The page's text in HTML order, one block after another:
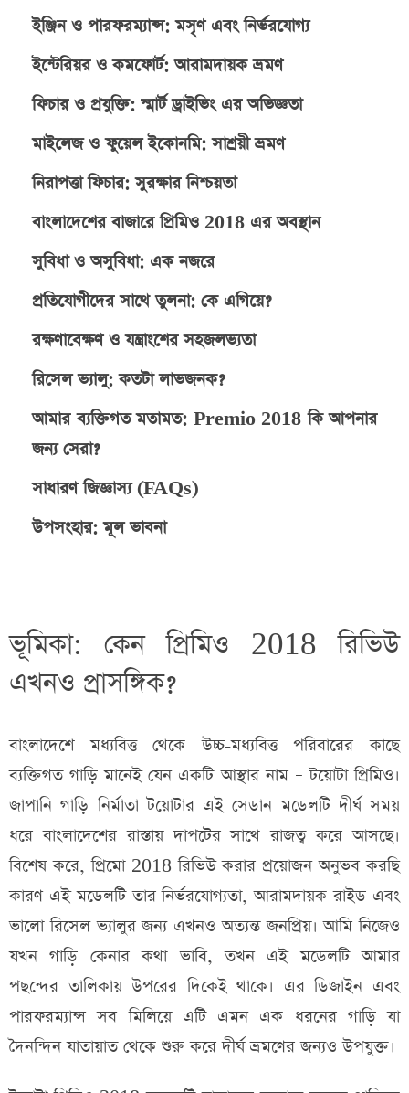
ইঞ্জিন ও পারফরম্যান্স: মসৃণ এবং নির্ভরযোগ্য
ইন্টেরিয়র ও কমফোর্ট: আরামদায়ক ভ্রমণ
ফিচার ও প্রযুক্তি: স্মার্ট ড্রাইভিং এর অভিজ্ঞতা
মাইলেজ ও ফুয়েল ইকোনমি: সাশ্রয়ী ভ্রমণ
নিরাপত্তা ফিচার: সুরক্ষার নিশ্চয়তা
বাংলাদেশের বাজারে প্রিমিও 2018 এর অবস্থান
সুবিধা ও অসুবিধা: এক নজরে
প্রতিযোগীদের সাথে তুলনা: কে এগিয়ে?
রক্ষণাবেক্ষণ ও যন্ত্রাংশের সহজলভ্যতা
রিসেল ভ্যালু: কতটা লাভজনক?
আমার ব্যক্তিগত মতামত: Premio 2018 কি আপনার
জন্য সেরা?
সাধারণ জিজ্ঞাস্য (FAQs)
উপসংহার: মূল ভাবনা
ভূমিকা: কেনপ্রিমিও 2018 রিভিউ
এখনও প্রাসঙ্গিক?
বাংলাদেশে মধ্যবিত্ত থেকে উচ্চ-মধ্যবিত্ত পরিবারের কাছে
ব্যক্তিগত গাড়ি মানেই যেন একটি আস্থার নাম – টয়োটা প্রিমিও।
জাপানি গাড়ি নির্মাতা টয়োটার এই সেডান মডেলটি দীর্ঘ সময়
ধরে বাংলাদেশের রাস্তায় দাপটের সাথে রাজত্ব করে আসছে।
বিশেষ করে, প্রিমো 2018 রিভিউ করার প্রয়োজন অনুভব করছি
কারণ এই মডেলটি তার নির্ভরযোগ্যতা, আরামদায়ক রাইড এবং
ভালো রিসেল ভ্যালুর জন্য এখনও অত্যন্ত জনপ্রিয়। আমি নিজেও
যখন গাড়ি কেনার কথা ভাবি, তখন এই মডেলটি আমার
পছন্দের তালিকায় উপরের দিকেই থাকে। এর ডিজাইন এবং
পারফরম্যান্স সব মিলিয়ে এটি এমন এক ধরনের গাড়ি যা
দৈনন্দিন যাতায়াত থেকে শুরু করে দীর্ঘ ভ্রমণের জন্যও উপযুক্ত।